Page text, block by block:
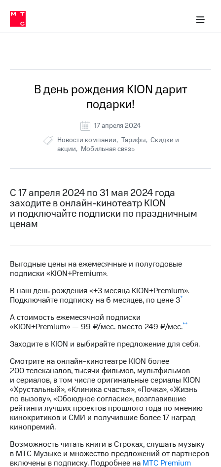
связь
Сервисы и подписки
30% на связь
кабинеты
Мобильная
и
Спутниковое
Деньги
номер
Тарифы
Услуги
Семейная
группа
Заказать
SIM-
Оформить
eSIM
SIM-
карта
для
иностранцев
Оформить
чистый
номер
Выбрать
красивый
номер
в МТС
Услуги
Личный
кабинет
приложение
МТС
Акции
Скидка 30%
РИИЛ
и МТС
дешевле
при
оплате
с карты
МТС
Деньги
Спутниковое ТВ
Выберите
и подключите
ТВ
с выгодным
тарифом
Интернет,
ТВ и телефон
для дома
В день рождения KION дарит
подарки!
17 апреля 2024
Новости компании Тарифы Скидки и
акции Мобильная связь
С 17 апреля 2024 по 31 мая 2024 года
заходите в онлайн-кинотеатр KION
и подключайте подписки по праздничным
ценам
Выгодные цены на ежемесячные и полугодовые
подписки «KION+Premium».
В наш день рождения «+3 месяца KION+Premium».
Подключайте подписку на 6 месяцев, по цене 3*
А стоимость ежемесячной подписки
«KION+Premium» — 99 ₽/мес. вместо 249 ₽/мес.**
Заходите в KION и выбирайте предложение для себя.
Смотрите на онлайн-кинотеатре KION более
200 телеканалов, тысячи фильмов, мультфильмов
и сериалов, в том числе оригинальные сериалы KION
«Хрустальный», «Клиника счастья», «Почка», «Жизнь
по вызову», «Обоюдное согласие», возглавившие
рейтинги лучших проектов прошлого года по мнению
кинокритиков и СМИ и получившие более 17 наград
кинопремий.
Возможность читать книги в Строках, слушать музыку
в МТС Музыке и множество предложений от партнеров
включены в подписку. Подробнее на МТС Premium